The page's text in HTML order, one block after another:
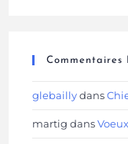
Commentaires
glebaillydans
martig dans